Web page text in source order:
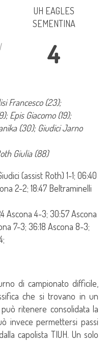
UH EAGLES
SEMENTINA
4
Francesco (23);
Giacomo (19);
(30); Giudici Jarno
Giulia (88)
(assist Roth) 1-1; 06:40
2-2; 18:47 Beltraminelli
Ascona 4-3; 30:57 Ascona
7-3; 36:18 Ascona 8-3;
di campionato difficile,
che si trovano in un
ritenere consolidata la
invece permettersi passi
capolista TIUH. Un solo